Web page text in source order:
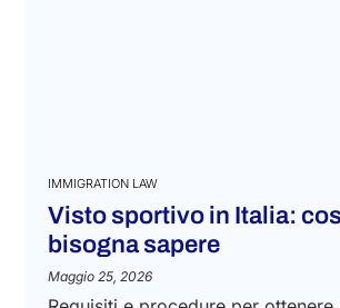
IMMIGRATION LAW
Visto sportivo in Italia:
bisogna sapere
Maggio 25, 2026